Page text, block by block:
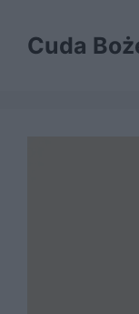
treściCuda